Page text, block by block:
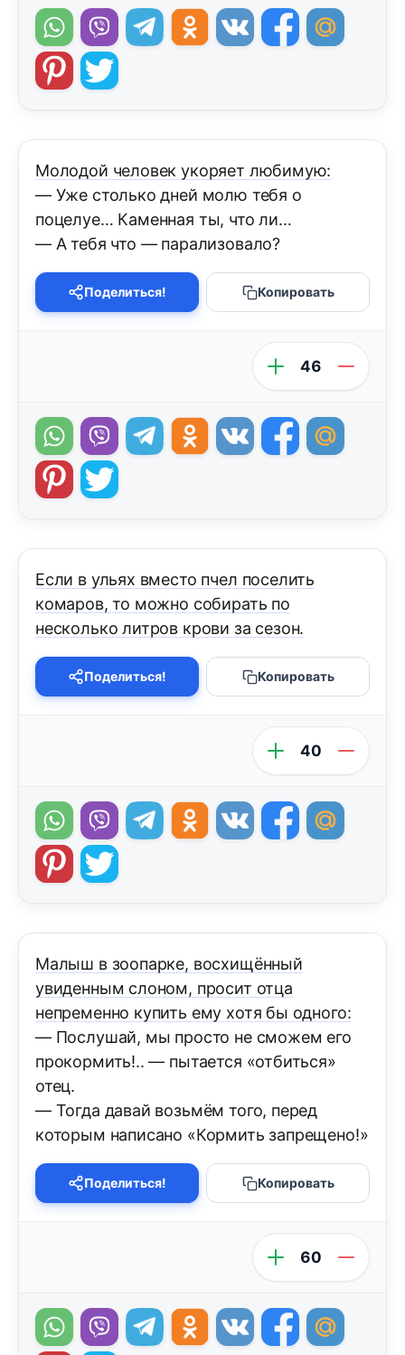
Молодой человек укоряет любимую:
— Уже столько дней молю тебя о
поцелуе… Каменная ты, что ли…
— А тебя что — парализовало?
Поделиться! Копировать
46
Если в ульях вместо пчел поселить
комаров, то можно собирать по
несколько литров крови за сезон.
Поделиться! Копировать
40
Малыш в зоопарке, восхищённый
увиденным слоном, просит отца
непременно купить ему хотя бы одного:
— Послушай, мы просто не сможем его
прокормить!.. — пытается «отбиться»
отец.
— Тогда давай возьмём того, перед
которым написано «Кормить запрещено!»
Поделиться! Копировать
60